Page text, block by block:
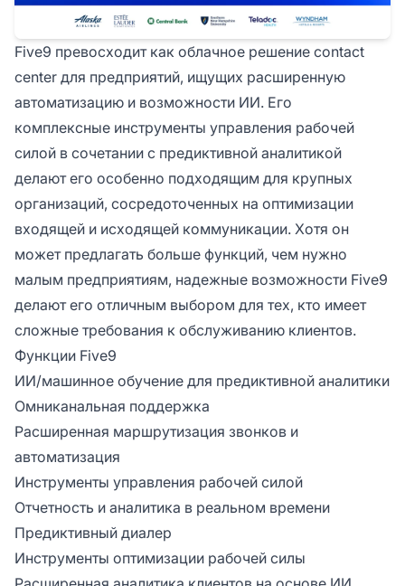
Five9 превосходит как облачное решение contact
center для предприятий, ищущих расширенную
автоматизацию и возможности ИИ. Его
комплексные инструменты управления рабочей
силой в сочетании с предиктивной аналитикой
делают его особенно подходящим для крупных
организаций, сосредоточенных на оптимизации
входящей и исходящей коммуникации. Хотя он
может предлагать больше функций, чем нужно
малым предприятиям, надежные возможности Five9
делают его отличным выбором для тех, кто имеет
сложные требования к обслуживанию клиентов.
Функции Five9
ИИ/машинное обучение для предиктивной аналитики
Омниканальная поддержка
Расширенная маршрутизация звонков и
автоматизация
Инструменты управления рабочей силой
Отчетность и аналитика в реальном времени
Предиктивный диалер
Инструменты оптимизации рабочей силы